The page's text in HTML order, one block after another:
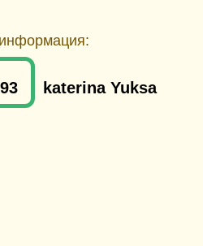
katerina Yuksa